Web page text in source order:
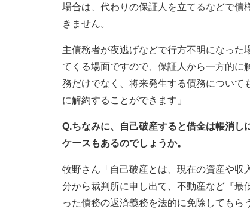
場合は、代わりの保証人を立てるなどで債
きません。
主債務者が夜逃げなどで行方不明になった
てくる場面ですので、保証人から一方的
務だけでなく、将来発生する債務について
に解約することができます」
Q.ちなみに、自己破産すると借金は帳消
ケースもあるのでしょうか。
牧野さん「自己破産とは、現在の資産や収
分から裁判所に申し出て、不動産など『最
った債務の返済義務を法的に免除してもら